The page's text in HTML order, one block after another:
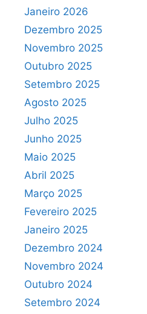
Janeiro 2026
Dezembro 2025
Novembro 2025
Outubro 2025
Setembro 2025
Agosto 2025
Julho 2025
Junho 2025
Maio 2025
Abril 2025
Março 2025
Fevereiro 2025
Janeiro 2025
Dezembro 2024
Novembro 2024
Outubro 2024
Setembro 2024